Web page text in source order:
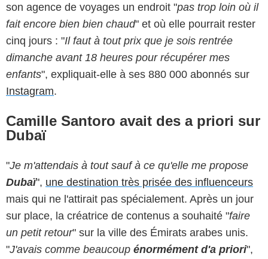
son agence de voyages un endroit "pas trop loin où il
fait encore bien bien chaud" et où elle pourrait rester
cinq jours : "Il faut à tout prix que je sois rentrée
dimanche avant 18 heures pour récupérer mes
enfants", expliquait-elle à ses 880 000 abonnés sur
Instagram.
Camille Santoro avait des a priori sur
Dubaï
"Je m'attendais à tout sauf à ce qu'elle me propose
Dubaï", une destination très prisée des influenceurs
mais qui ne l'attirait pas spécialement. Après un jour
sur place, la créatrice de contenus a souhaité "faire
un petit retour" sur la ville des Émirats arabes unis.
"J'avais comme beaucoup énormément d'a priori",